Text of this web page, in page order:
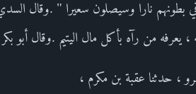
في بطونهم نارا وسيصلون سعيرا " .وقال
يعرفه من رآه بأكل مال اليتيم .وقال أبو
، حدثنا عقبة بن مكرم ،